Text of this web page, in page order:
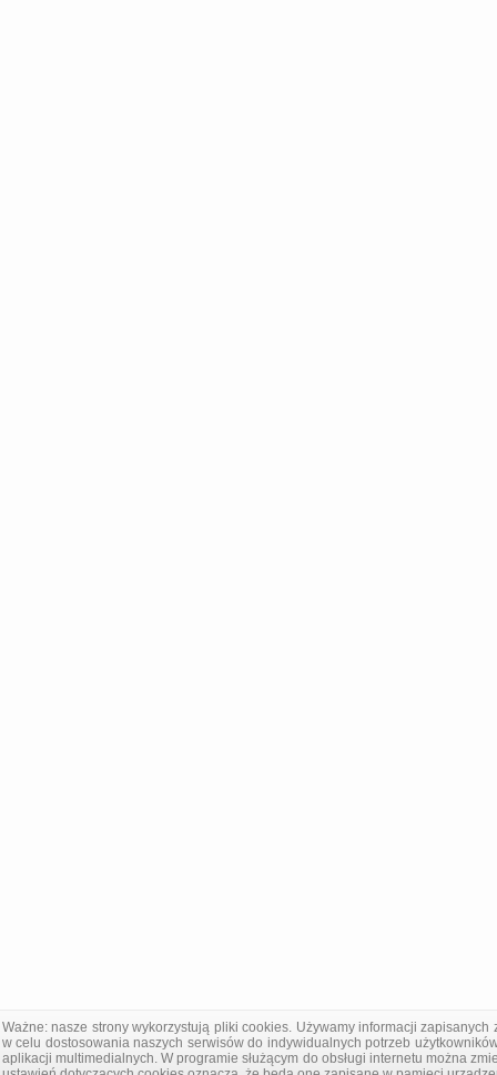
Ważne: nasze strony wykorzystują pliki cookies. Używamy informacji
w celu dostosowania naszych serwisów do indywidualnych potrzeb
aplikacji multimedialnych. W programie służącym do obsługi internetu można